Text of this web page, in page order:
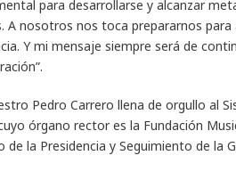
para desarrollarse y alcanzar
nosotros nos toca prepararnos
Y mi mensaje siempre será de
Pedro Carrero llena de orgullo al
órgano rector es la Fundación
de la Presidencia y Seguimiento de la